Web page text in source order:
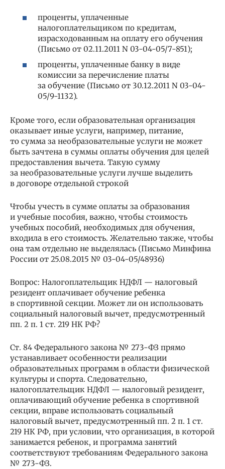
проценты, уплаченные
налогоплательщиком по кредитам,
израсходованным на оплату его обучения
(Письмо от 02.11.2011 N 03-04-05/7-851);
проценты, уплаченные банку в виде
комиссии за перечисление платы
за обучение (Письмо от 30.12.2011 N 03-04-
05/9-1132).
Кроме того, если образовательная организация
оказывает иные услуги, например, питание,
то сумма за необразовательные услуги не может
быть зачтена в суммы оплаты обучения для целей
предоставления вычета. Такую сумму
за необразовательные услуги лучше выделить
в договоре отдельной строкой
Чтобы учесть в сумме оплаты за образования
и учебные пособия, важно, чтобы стоимость
учебных пособий, необходимых для обучения,
входила в его стоимость. Желательно также, чтобы
она там отдельно не выделялась (Письмо Минфина
России от 25.08.2015 № 03-04-05/48936)
Вопрос: Налогоплательщик НДФЛ — налоговый
резидент оплачивает обучение ребенка
в спортивной секции. Может ли он использовать
социальный налоговый вычет, предусмотренный
пп. 2 п. 1 ст. 219 НК РФ?
Ст. 84 Федерального закона № 273-ФЗ прямо
устанавливает особенности реализации
образовательных программ в области физической
культуры и спорта. Следовательно,
налогоплательщик НДФЛ — налоговый резидент,
оплачивающий обучение ребенка в спортивной
секции, вправе использовать социальный
налоговый вычет, предусмотренный пп. 2 п. 1 ст.
219 НК РФ, при условии, что организация, в которой
занимается ребенок, и программа занятий
соответствуют требованиям Федерального закона
№ 273-ФЗ.